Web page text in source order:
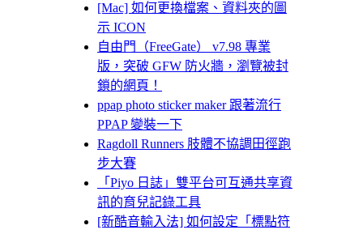
[Mac] 如何更換檔案、資料夾的圖
示 ICON
自由門（FreeGate） v7.98 專業
版，突破 GFW 防火牆，瀏覽被封
鎖的網頁！
ppap photo sticker maker 跟著流行
PPAP 變裝一下
Ragdoll Runners 肢體不協調田徑跑
步大賽
「Piyo 日誌」雙平台可互通共享資
訊的育兒記錄工具
[新酷音輸入法] 如何設定「標點符